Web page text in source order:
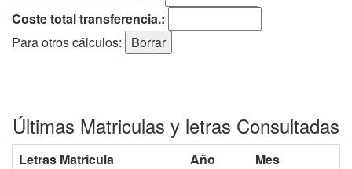
Coste total transferencia.:
Para otros cálculos:
Últimas Matriculas y letras Consultadas
Letras Matricula Año
Mes